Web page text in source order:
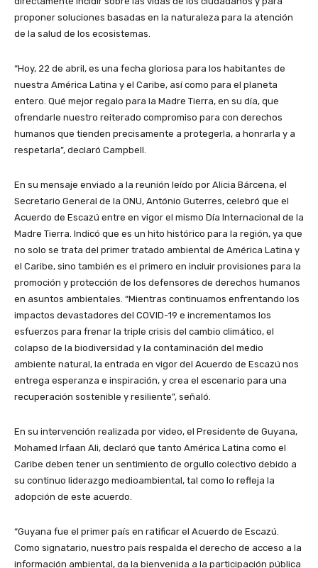
proponer soluciones basadas en la naturaleza para la atención
de la salud de los ecosistemas.
“Hoy, 22 de abril, es una fecha gloriosa para los habitantes de
nuestra América Latina y el Caribe, así como para el planeta
entero. Qué mejor regalo para la Madre Tierra, en su día, que
ofrendarle nuestro reiterado compromiso para con derechos
humanos que tienden precisamente a protegerla, a honrarla y a
respetarla”, declaró Campbell.
En su mensaje enviado a la reunión leído por Alicia Bárcena, el
Secretario General de la ONU, António Guterres, celebró que el
Acuerdo de Escazú entre en vigor el mismo Día Internacional de la
Madre Tierra. Indicó que es un hito histórico para la región, ya que
no solo se trata del primer tratado ambiental de América Latina y
el Caribe, sino también es el primero en incluir provisiones para la
promoción y protección de los defensores de derechos humanos
en asuntos ambientales. “Mientras continuamos enfrentando los
impactos devastadores del COVID-19 e incrementamos los
esfuerzos para frenar la triple crisis del cambio climático, el
colapso de la biodiversidad y la contaminación del medio
ambiente natural, la entrada en vigor del Acuerdo de Escazú nos
entrega esperanza e inspiración, y crea el escenario para una
recuperación sostenible y resiliente”, señaló.
En su intervención realizada por video, el Presidente de Guyana,
Mohamed Irfaan Ali, declaró que tanto América Latina como el
Caribe deben tener un sentimiento de orgullo colectivo debido a
su continuo liderazgo medioambiental, tal como lo refleja la
adopción de este acuerdo.
“Guyana fue el primer país en ratificar el Acuerdo de Escazú.
Como signatario, nuestro país respalda el derecho de acceso a la
información ambiental, da la bienvenida a la participación pública